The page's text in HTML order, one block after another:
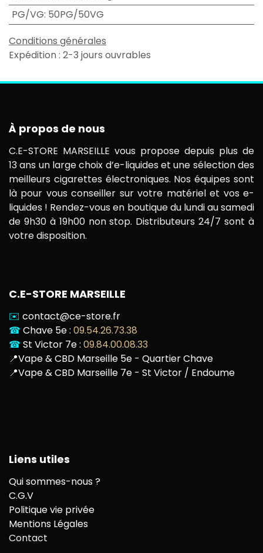
PG/VG: 50PG/50VG
Conditions générales
Expédition : 2-3 jours ouvrables
À propos de nous
C.E-STORE MARSEILLE vous propose depuis plus de
13 ans un large choix d’e-liquides et une sélection des
meilleurs cigarettes électroniques. Nos équipes sont
là pour vous conseiller sur votre matériel et vos e-
liquides ! Rendez-vous en boutique du lundi au samedi
de 9h30 à 19h00 non stop. Distributeurs 24/7 sont à
votre disposition.
C.E-STORE MARSEILLE
✉️ contact@ce-store.fr
☎ Chave 5e : 09.54.26.73.38
☎ St Victor 7e : 09.84.00.08.33
📍Vape & CBD Marseille 5e - Quartier Chave
📍Vape & CBD Marseille 7e - St Victor / Endoume
Liens utiles
Qui sommes-nous ?
C.G.V
Politique vie privée
Mentions Légales
Contact